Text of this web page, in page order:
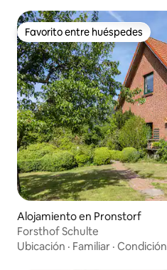
Favorito entre huéspedes
Favorito entre huéspedes
Alojamiento en Pronstorf
Forsthof Schulte
Ubicación · Familiar · Condición